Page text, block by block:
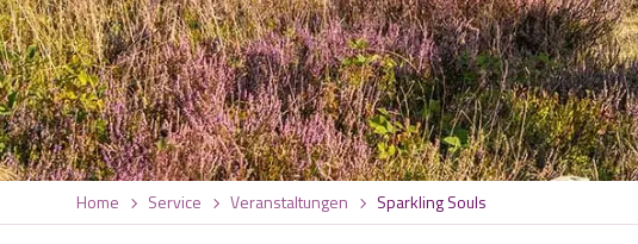
Home Service Veranstaltungen Sparkling Souls